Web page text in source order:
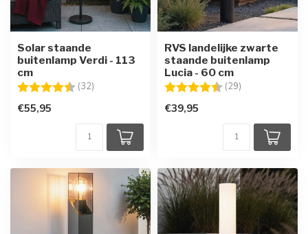
Solar staande
buitenlamp Verdi - 113
cm
Beoordeling: (32)
€55,95
RVS landelijke zwarte
staande buitenlamp
Lucia - 60 cm
Beoordeling: (29)
€39,95